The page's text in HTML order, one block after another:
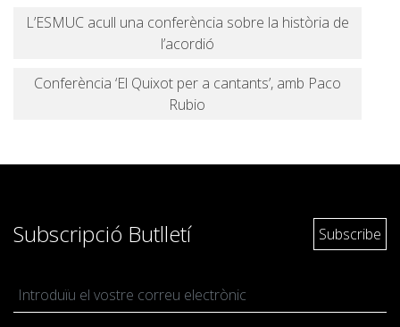
L’ESMUC acull una conferència sobre la història de
l’acordió
Conferència ‘El Quixot per a cantants’, amb Paco
Rubio
Subscripció Butlletí